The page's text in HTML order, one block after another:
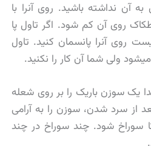
آن نداشته باشید. روی آنرا با
روی آن کم شود. اگر تاول پا
روی آنرا پانسمان کنید. تاول
ولی شما آن کار را نکنید.
یک سوزن باریک را بر روی شعله
از سرد شدن، سوزن را به آرامی
تا سوراخ شود. چند سوراخ در چند